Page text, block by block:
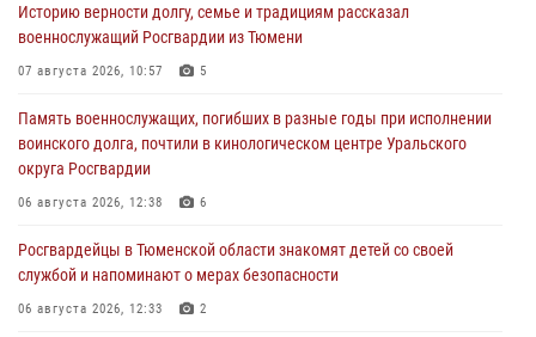
Историю верности долгу, семье и традициям рассказал
военнослужащий Росгвардии из Тюмени
07 августа 2026, 10:57 5
Память военнослужащих, погибших в разные годы при исполнении
воинского долга, почтили в кинологическом центре Уральского
округа Росгвардии
06 августа 2026, 12:38 6
Росгвардейцы в Тюменской области знакомят детей со своей
службой и напоминают о мерах безопасности
06 августа 2026, 12:33 2